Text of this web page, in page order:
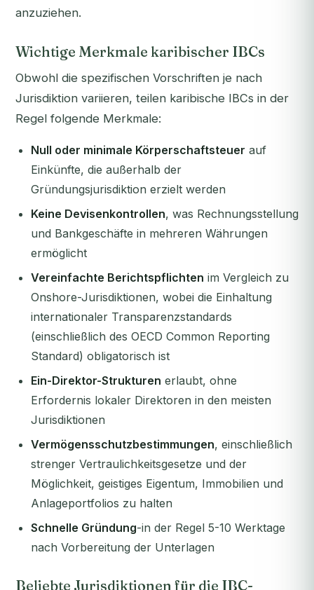
anzuziehen.
Wichtige Merkmale karibischer IBCs
Obwohl die spezifischen Vorschriften je nach
Jurisdiktion variieren, teilen karibische IBCs in der
Regel folgende Merkmale:
Null oder minimale Körperschaftsteuer auf
Einkünfte, die außerhalb der
Gründungsjurisdiktion erzielt werden
Keine Devisenkontrollen, was Rechnungsstellung
und Bankgeschäfte in mehreren Währungen
ermöglicht
Vereinfachte Berichtspflichten im Vergleich zu
Onshore-Jurisdiktionen, wobei die Einhaltung
internationaler Transparenzstandards
(einschließlich des OECD Common Reporting
Standard) obligatorisch ist
Ein-Direktor-Strukturen erlaubt, ohne
Erfordernis lokaler Direktoren in den meisten
Jurisdiktionen
Vermögensschutzbestimmungen, einschließlich
strenger Vertraulichkeitsgesetze und der
Möglichkeit, geistiges Eigentum, Immobilien und
Anlageportfolios zu halten
Schnelle Gründung-in der Regel 5-10 Werktage
nach Vorbereitung der Unterlagen
Beliebte Jurisdiktionen für die IBC-